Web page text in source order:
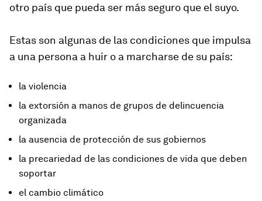
otro país que pueda ser más seguro que el suyo.
Estas son algunas de las condiciones que impulsa
a una persona a huir o a marcharse de su país:
la violencia
la extorsión a manos de grupos de delincuencia
organizada
la ausencia de protección de sus gobiernos
la precariedad de las condiciones de vida que deben
soportar
el cambio climático